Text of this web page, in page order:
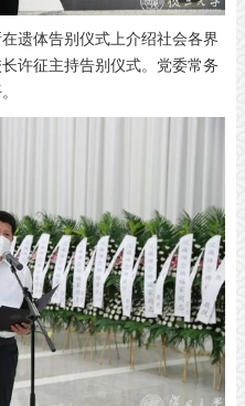
遗体告别仪式上介绍社会各界
许征主持告别仪式。党委常务